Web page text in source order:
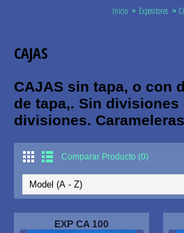
Inicio Expositores
CAJAS
CAJAS sin tapa, o con
de tapa,. Sin divisiones
divisiones.
Comparar Producto (0)
EXP CA 100